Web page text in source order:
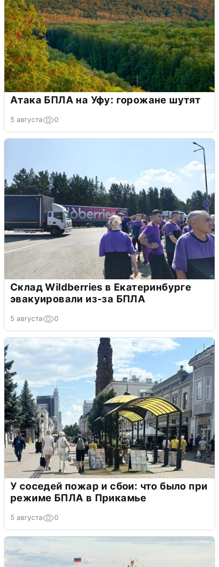
Атака БПЛА на Уфу: горожане шутят
5 августа 0
Склад Wildberries в Екатеринбурге
эвакуировали из-за БПЛА
5 августа 0
У соседей пожар и сбои: что было при
режиме БПЛА в Прикамье
5 августа 0